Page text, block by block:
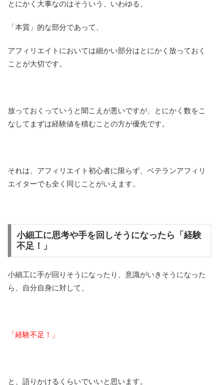
とにかく大事なのはそういう、いわゆる、
「本質」的な部分であって、
アフィリエイトにおいては細かい部分はとにかく放っておく
ことが大切です。
放っておくっていうと聞こえが悪いですが、とにかく数をこ
なしてまずは経験値を積むことの方が優先です。
それは、アフィリエイト初心者に限らず、ベテランアフィリ
エイターでも全く同じことがいえます。
小細工に思考や手を回しそうになったら「経験
不足！」
小細工に手が回りそうになったり、意識がいきそうになった
ら、自分自身に対して、
「経験不足！」
と、語りかけるくらいでいいと思います。